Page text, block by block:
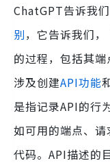
ChatGPT告诉我
别，它告诉我们
的过程，包括其
涉及创建API功能
是指记录API的行
如可用的端点、
代码。API描述的